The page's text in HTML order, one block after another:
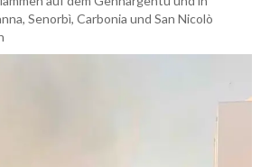
Senorbì, Carbonia und San Nicolò